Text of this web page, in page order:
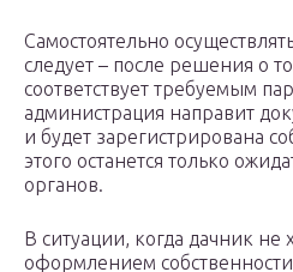
Самостоятельно
следует – после решения о
соответствует требуемым
администрация направит
и будет зарегистрирована
этого останется только
органов.
В ситуации, когда дачник не
оформлением